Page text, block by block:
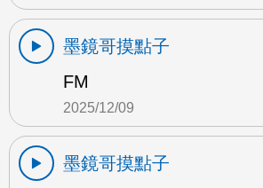
墨鏡哥摸點子
FM
2025/12/09
墨鏡哥摸點子